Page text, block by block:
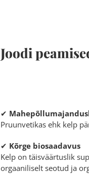
Joodi
✔
Pruunvetikas ehk kelp
✔ Kõrge biosaadavus
Kelp on täisväärtuslik
orgaaniliselt seotud ja